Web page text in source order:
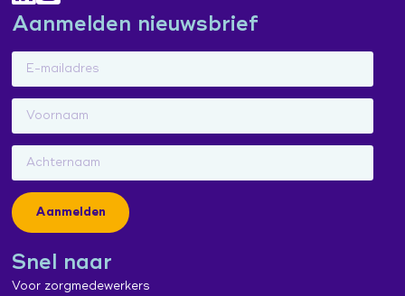
Aanmelden nieuwsbrief
Aanmelden
Snel naar
Voor zorgmedewerkers